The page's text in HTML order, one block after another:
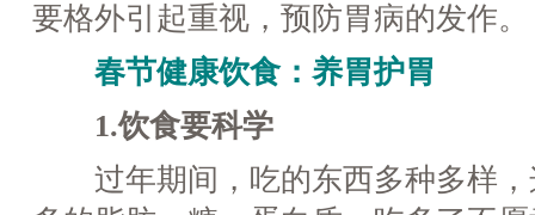
要格外引起重视，预防胃病的发作。
春节健康饮食：养胃护胃
1.饮食要科学
过年期间，吃的东西多种多样，